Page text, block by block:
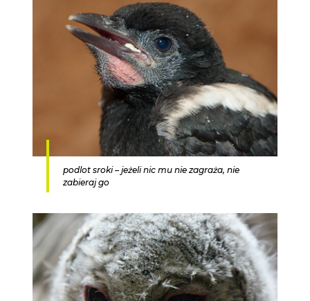
podlot sroki – jeżeli nic mu nie zagraża, nie
zabieraj go